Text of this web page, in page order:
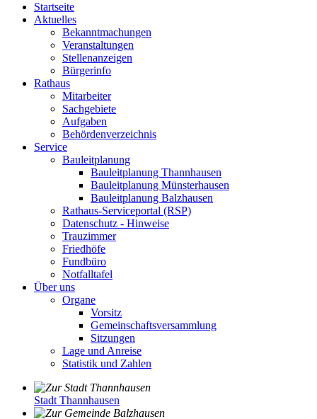
Startseite
Aktuelles
Bekanntmachungen
Veranstaltungen
Stellenanzeigen
Bürgerinfo
Rathaus
Mitarbeiter
Sachgebiete
Aufgaben
Behördenverzeichnis
Service
Bauleitplanung
Bauleitplanung Thannhausen
Bauleitplanung Münsterhausen
Bauleitplanung Balzhausen
Rathaus-Serviceportal (RSP)
Datenschutz - Hinweise
Trauzimmer
Friedhöfe
Fundbüro
Notfalltafel
Über uns
Organe
Vorsitz
Gemeinschaftsversammlung
Sitzungen
Lage und Anreise
Statistik und Zahlen
Stadt Thannhausen